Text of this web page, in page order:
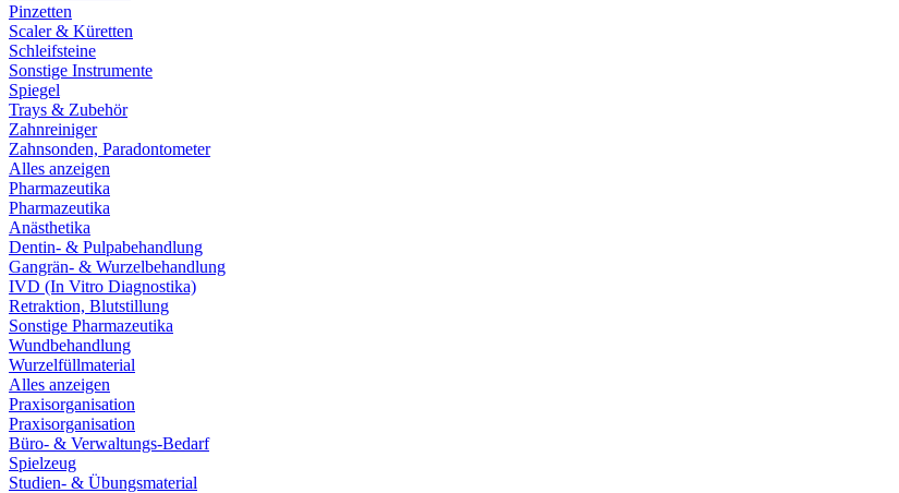
Pinzetten
Scaler & Küretten
Schleifsteine
Sonstige Instrumente
Spiegel
Trays & Zubehör
Zahnreiniger
Zahnsonden, Paradontometer
Alles anzeigen
Pharmazeutika
Pharmazeutika
Anästhetika
Dentin- & Pulpabehandlung
Gangrän- & Wurzelbehandlung
IVD (In Vitro Diagnostika)
Retraktion, Blutstillung
Sonstige Pharmazeutika
Wundbehandlung
Wurzelfüllmaterial
Alles anzeigen
Praxisorganisation
Praxisorganisation
Büro- & Verwaltungs-Bedarf
Spielzeug
Studien- & Übungsmaterial